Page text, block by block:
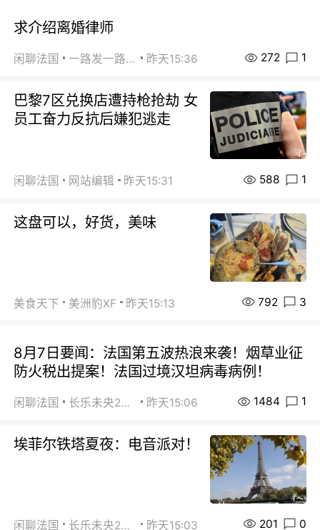
求介绍离婚律师
闲聊法国 一路发一路发 昨天15:36 272 1
巴黎7区兑换店遭持枪抢劫 女
员工奋力反抗后嫌犯逃走
闲聊法国 网站编辑 昨天15:31 588 1
这盘可以，好货，美味
美食天下 美洲豹XF 昨天15:13 792 3
8月7日要闻：法国第五波热浪来袭！烟草业征
防火税出提案！法国过境汉坦病毒病例！
闲聊法国 长乐未央2015 昨天15:06 1484 1
埃菲尔铁塔夏夜：电音派对！
闲聊法国 长乐未央2015 昨天15:03 201 0